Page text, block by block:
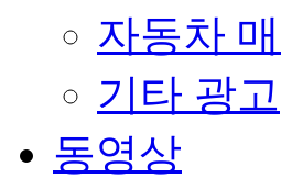
자동차
기타 광고
동영상